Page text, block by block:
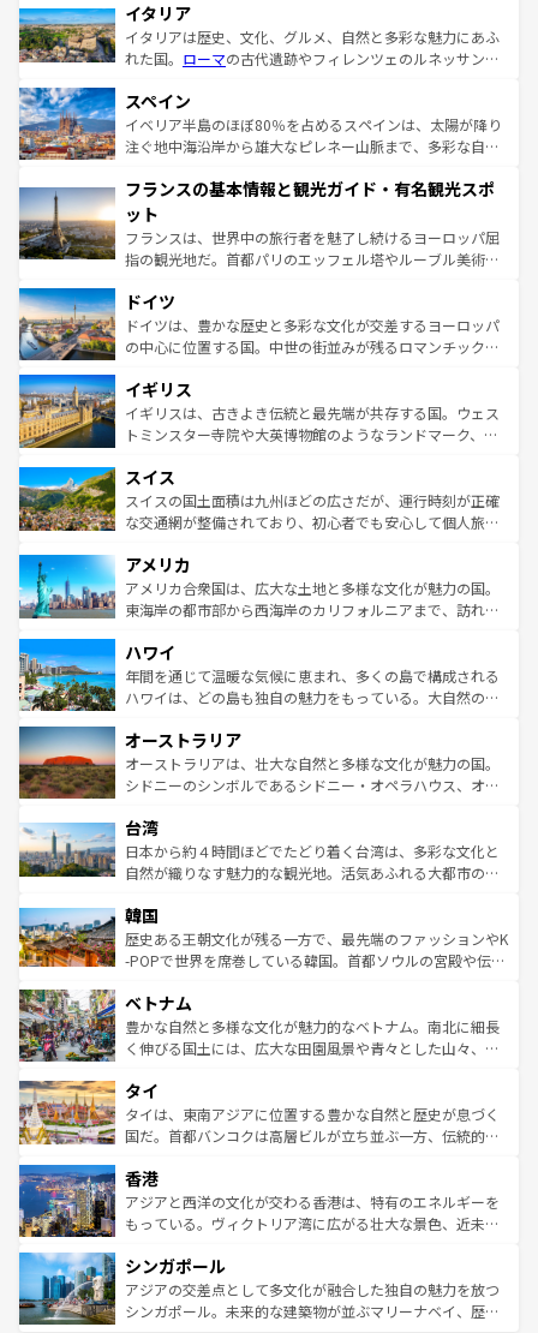
イタリア
イタリアは歴史、文化、グルメ、自然と多彩な魅力にあふ
れた国。 ローマの古代遺跡やフィレンツェのルネッサンス
ろん、トスカーナの美しい田園風景やアマルフィ海岸の絶
景など、自然景観も見逃せない。観光の合間には、本場の
ピザやパスタなど、絶品のイタリア料理を堪能することも
ませてくれるイタリアで、忘れられない旅をしてみよう！
なお、新着のイタリア情報は
しい。
スペイン
イベリア半島のほぼ80％を占めるスペインは、太陽が降り
注ぐ地中海沿岸から雄大なピレネー山脈まで、多彩な自然
文化が根付くこの国では、情熱的なフラメンコ、熱気あふ
れる闘牛、そして美味しいタパスが生活の一部となってい
る。首都マドリードの洗練された雰囲気や、バルセロナの
アートに溢れた街角から、地方では古代ローマ遺跡や中世
せる。地方によって風土や気候が異なるスペインはその個
性で訪れる人を魅了する。 なお、新着のスペイン情報は コ
ンテンツ一覧を参照してほしい。
フランスの基本情報と観光ガイド・有名観光スポ
ット
フランスは、世界中の旅行者を魅了し続けるヨーロッパ屈
指の観光地だ。首都パリのエッフェル塔やルーブル美術館
で、幅広い魅力が詰まっている。華麗な宮殿、歴史的な大
聖堂、美しいビーチ、そして豊かな自然が、訪れる者を心
から魅了する。また、フランスは美食の国としても知ら
いる。シャンパンの発祥地であるランス、プロヴァンスの
香り高いラベンダー畑など、多彩な楽しみ方が可能だ。さ
らに、パリ以外の地域にも魅力が溢れており、どの街角に
れる地方に足を運ぶとそれぞれで全く異なる文化を体験で
きるだろう。 なお、新着のフランス情報はコンテンツ一覧
を参照してほしい。
ドイツ
ドイツは、豊かな歴史と多彩な文化が交差するヨーロッパ
の中心に位置する国。中世の街並みが残るロマンチック街
顔を持つこの国は、どこを歩いても飽きることがない。ベ
ルリンの文化的活気、バイエルン州のアルプスの絶景、そ
してライン川沿いのワイン畑といった風景は必見。ビール
は、お酒好きな人にはぜひ体験してほしい。 なお、新着の
ドイツ情報はコンテンツ一覧を参照してほしい。
イギリス
イギリスは、古きよき伝統と最先端が共存する国。ウェス
トミンスター寺院や大英博物館のようなランドマーク、歴
リアごとに異なる魅力がある。また、優雅なアフタヌーン
ティー、ビール好きにはたまらない英国パブ、サッカー観
戦など、本場だからこそできる体験も豊富。イギリスを旅
ンツ一覧を参照してほしい。
スイス
スイスの国土面積は九州ほどの広さだが、運行時刻が正確
な交通網が整備されており、初心者でも安心して個人旅行
の建物がそのまま残る町や、スイスならではのユニークな
博物館もあり、アルプス観光だけでなく町歩きも満喫する
ことができる。国民の所得が高いため物価も高いが、旅行
ば市内交通費無料で観光を楽しむこともできる。 なお、新
着のスイス情報はコンテンツ一覧 を参照してほしい。
アメリカ
アメリカ合衆国は、広大な土地と多様な文化が魅力の国。
東海岸の都市部から西海岸のカリフォルニアまで、訪れる
のような巨大都市は、観光、ショッピング、エンターテイ
ンメントが詰まった刺激的なスポットだ。一方、アメリカ
西部には大自然が広がり、グランドキャニオンやイエロー
部のニューオーリンズでは、音楽と美食が融合した独特の
文化が魅力。旅行者はアメリカの各地域で異なる魅力を楽
しみながら、その多様性と豊かな歴史を感じることができ
ならではの贅沢な旅のスタイルだ。 なお、新着のアメリカ
情報はコンテンツ一覧を参照してほしい。
ハワイ
年間を通じて温暖な気候に恵まれ、多くの島で構成される
ハワイは、どの島も独自の魅力をもっている。大自然の神
ワイ島は見逃せない。また、定番の観光地といえばオアフ
島だが、静かな自然を求めるならマウイ島やカウアイ島が
おすすめ。エメラルドグリーンに輝く海をはじめ、豊かな
れるおもてなしの心で訪れる人々を迎えてくれるハワイの
人々、おいしいローカルフードやハワイアンミュージッ
ク、伝統的なフラダンスなど、すべてがハワイの魅力を彩
ワイを、存分に味わってほしい。 なお、新着のハワイ情報
はコンテンツ一覧を参照してほしい。
オーストラリア
オーストラリアは、壮大な自然と多様な文化が魅力の国。
シドニーのシンボルであるシドニー・オペラハウス、オー
リアリーフや大陸中央部にそびえるウルル（エアーズロッ
ク）、タスマニアの美しい原生林やケアンズの熱帯雨林な
ど、見どころがたくさん。また、カフェやワイン、オージ
いる。アクティビティも充実しており、サーフィンやダイ
ビング、ハイキングなど、アウトドア好きにはたまらな
い。オーストラリアの多彩な魅力を存分に味わいつくそ
参照してほしい。
台湾
日本から約４時間ほどでたどり着く台湾は、多彩な文化と
自然が織りなす魅力的な観光地。活気あふれる大都市の台
ン）、静ひつな山岳地帯である台湾東部など、都市の喧騒
と山間の静けさが共存しており、訪れる人に新しい発見と
驚きをもたらしてくれる。また、奥深い台湾の食文化も魅
容にもいいと評判のスイーツなど、バラエティ豊かな料理
が味わえる。 なお、新着の台湾情報は コンテンツ一覧を参
照してほしい。
韓国
歴史ある王朝文化が残る一方で、最先端のファッションやK
-POPで世界を席巻している韓国。首都ソウルの宮殿や伝統
き、地方に足を延ばせば四季折々の自然美を楽しむことが
できる。そして、キムチや焼肉、絶品のストリートフード
まで、さまざまな韓国料理が待っている。夜には、韓国な
リティに包まれながら、韓国の多彩な魅力を心ゆくまで味
わってみてほしい。 なお、新着の韓国情報はコンテンツ一
覧を参照してほしい。
ベトナム
豊かな自然と多様な文化が魅力的なベトナム。南北に細長
く伸びる国土には、広大な田園風景や青々とした山々、世
急速な発展と共に伝統が息づく。ハノイの古い町並みやホ
ーチミン市のフランス統治時代の建物も、独特の雰囲気を
醸し出している。また、バラエティの豊かさとおいしさで
とつ。フォーやバインミー、ベトナムコーヒーなどは、ぜ
ひ現地で味わいたい。どの地域を訪れてもあたたかい人々
が旅行者を迎えてくれるので、きっと忘れられない旅にな
参照してほしい。
タイ
タイは、東南アジアに位置する豊かな自然と歴史が息づく
国だ。首都バンコクは高層ビルが立ち並ぶ一方、伝統的な
の活気が交差している。北部ではチェンマイなどの山岳地
帯で自然と触れ合い、南部ではプーケットやクラビの美し
いビーチでリゾート気分を楽しむことができる。タイ料理
激する。気候は一年中温暖で、どの季節にも異なる楽しみ
が待っている。親しみやすいタイの人々、仏教を中心とし
た文化、そして多様な観光資源が、訪れる旅人を魅了し続
香港
アジアと西洋の文化が交わる香港は、特有のエネルギーを
もっている。ヴィクトリア湾に広がる壮大な景色、近未来
み、どこを訪れても感動するはず。観光スポットが密集し
ており、効率よく見どころを回れるのも魅力。息をのむよ
うな絶景から文化的な体験まで、香港を存分に楽しみ尽く
シンガポール
アジアの交差点として多文化が融合した独自の魅力を放つ
シンガポール。未来的な建築物が並ぶマリーナベイ、歴史